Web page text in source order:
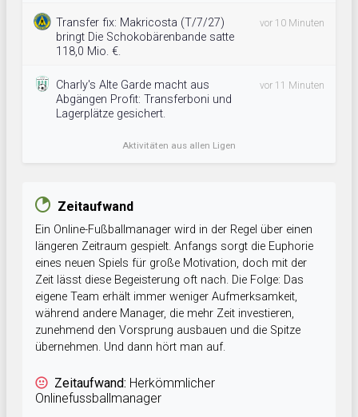
Transfer fix: Makricosta (T/7/27)
bringt Die Schokobärenbande satte
118,0 Mio. €.
vor 10 Minuten
Charly's Alte Garde macht aus
Abgängen Profit: Transferboni und
Lagerplätze gesichert.
vor 11 Minuten
Aktivitäten aus allen Ligen
Zeitaufwand
Ein Online-Fußballmanager wird in der Regel über einen
längeren Zeitraum gespielt. Anfangs sorgt die Euphorie
eines neuen Spiels für große Motivation, doch mit der
Zeit lässt diese Begeisterung oft nach. Die Folge: Das
eigene Team erhält immer weniger Aufmerksamkeit,
während andere Manager, die mehr Zeit investieren,
zunehmend den Vorsprung ausbauen und die Spitze
übernehmen. Und dann hört man auf.
Zeitaufwand: Herkömmlicher
Onlinefussballmanager